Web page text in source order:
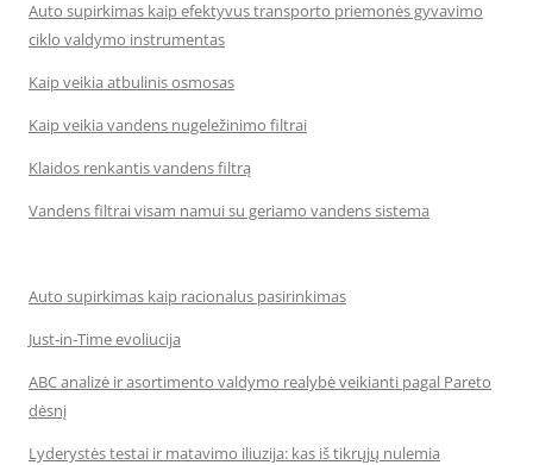
Auto supirkimas kaip efektyvus transporto priemonės gyvavimo
ciklo valdymo instrumentas
Kaip veikia atbulinis osmosas
Kaip veikia vandens nugeležinimo filtrai
Klaidos renkantis vandens filtrą
Vandens filtrai visam namui su geriamo vandens sistema
Auto supirkimas kaip racionalus pasirinkimas
Just-in-Time evoliucija
ABC analizė ir asortimento valdymo realybė veikianti pagal Pareto
dėsnį
Lyderystės testai ir matavimo iliuzija: kas iš tikrųjų nulemia